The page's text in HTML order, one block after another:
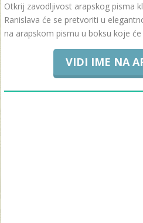
Otkrij zavodljivost arapskog pisma
Ranislava će se pretvoriti u
na arapskom pismu u boksu koje
VIDI IME NA